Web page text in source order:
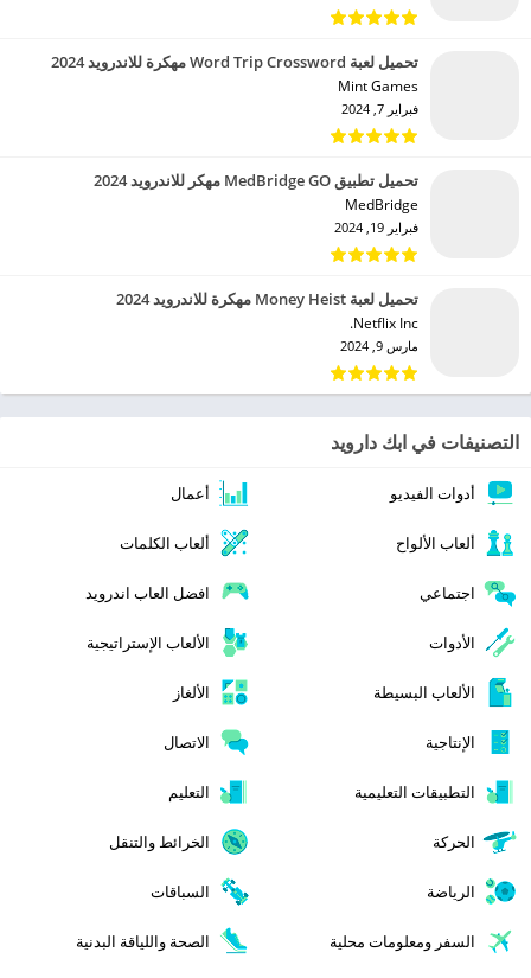
تحميل لعبة Word Trip Crossword مهكرة للاندرويد 2024
Mint Games‏
فبراير 7, 2024
تحميل تطبيق MedBridge GO مهكر للاندرويد 2024
MedBridge‏
فبراير 19, 2024
تحميل لعبة Money Heist مهكرة للاندرويد 2024
Netflix Inc.‏
مارس 9, 2024
التصنيفات في ابك دارويد
أدوات الفيديو أعمال
ألعاب الألواح ألعاب الكلمات
اجتماعي افضل العاب اندرويد
الأدوات الألعاب الإستراتيجية
الألعاب البسيطة الألغاز
الإنتاجية الاتصال
التطبيقات التعليمية التعليم
الحركة الخرائط والتنقل
الرياضة السباقات
السفر ومعلومات محلية الصحة واللياقة البدنية